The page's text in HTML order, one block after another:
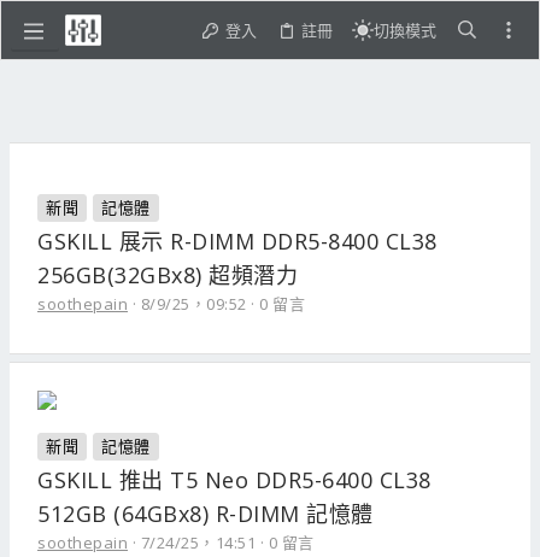
登入 註冊 切換模式
新聞 記憶體
GSKILL 展示 R-DIMM DDR5-8400 CL38
256GB(32GBx8) 超頻潛力
soothepain 8/9/25，09:52 0 留言
新聞 記憶體
GSKILL 推出 T5 Neo DDR5-6400 CL38
512GB (64GBx8) R-DIMM 記憶體
soothepain 7/24/25，14:51 0 留言